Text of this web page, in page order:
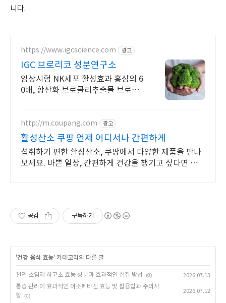
니다.
https://www.igcscience.com 광고
IGC 브로리코 성분연구소
임상시험 NK세포 활성효과 홍삼의 6
0배, 항산화 브로콜리추출물 브로리
http://m.coupang.com 광고
활성산소 쿠팡 언제 어디서나 간편하게
섭취하기 편한 활성산소, 쿠팡에서 다양한 제품을 만나
보세요. 바쁜 일상, 간편하게 건강을 챙기고 싶다면 로켓
공감 구독하기
'건강 음식 효능' 카테고리의 다른 글
천연 소염제 하고초 효능 성분과 효과적인 섭취 방법 (0)
2026.07.13
통증 관리에 효과적인 이소페타신 효능 및 활용법과 주의사
항 (0)
2026.07.12